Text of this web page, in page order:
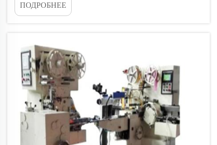
машины. Эти машины разработаны для фабрик и
позволяют выпускать Maltesers в крупном
ПОДРОБНЕЕ